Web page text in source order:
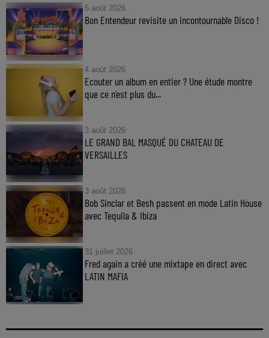
5 août 2026
Bon Entendeur revisite un incontournable Disco !
4 août 2026
Ecouter un album en entier ? Une étude montre
que ce n’est plus du...
3 août 2026
LE GRAND BAL MASQUÉ DU CHATEAU DE
VERSAILLES
3 août 2026
Bob Sinclar et Besh passent en mode Latin House
avec Tequila & Ibiza
31 juillet 2026
Fred again a créé une mixtape en direct avec
LATIN MAFIA